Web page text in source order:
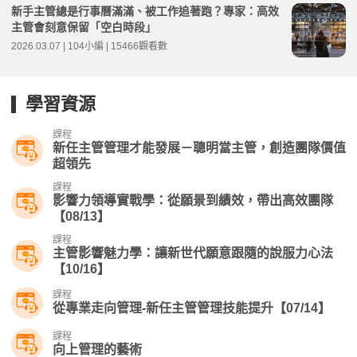
新手主管總是行事曆滿滿、被工作追著跑？專家：高效
主管會刻意保留「空白時段」
2026.03.07 | 104小編 | 15466觀看數
學習資源
課程
新任主管管理才能發展－聰明當主管，創造團隊價值
超領先
課程
影響力領導實戰學：從願景到績效，帶出高效團隊
【08/13】
課程
主管影響魅力學：讓新世代願意跟隨的說服力心法
【10/16】
課程
從專業走向管理-新任主管管理技能提升【07/14】
課程
向上管理的藝術